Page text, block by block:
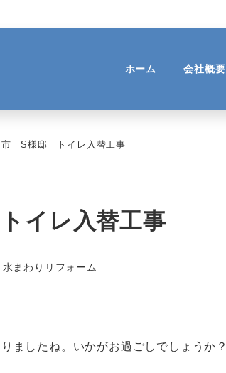
ホーム 会社概要
市 S様邸 トイレ入替工事
イレ入替工事
ゴリー
水まわりリフォーム
ましたね。いかがお過ごしでしょうか？